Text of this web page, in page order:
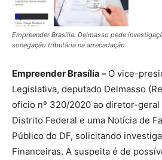
Empreender Brasília: Delmasso pede
sonegação tributária na arrecadação
Empreender Brasília – O vice-
Legislativa, deputado Delmasso
ofício nº 320/2020 ao diretor-geral
Distrito Federal e uma Notícia de
Público do DF, solicitando
Financeiras. A suspeita é de